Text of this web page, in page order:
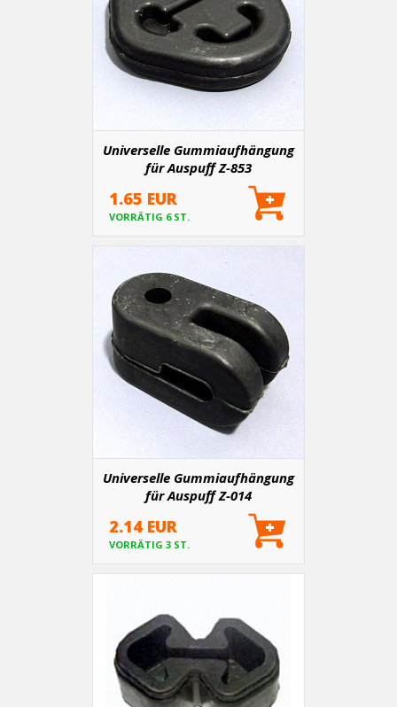
Universelle Gummiaufhängung
für Auspuff Z-853
1.65 EUR
VORRÄTIG 6 ST.
Universelle Gummiaufhängung
für Auspuff Z-014
2.14 EUR
VORRÄTIG 3 ST.